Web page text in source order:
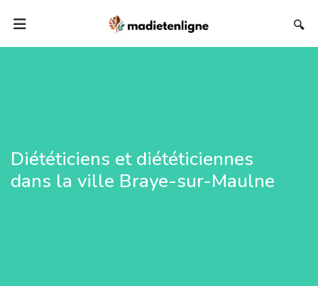
🔍
Diététiciens et diététiciennes
dans la ville Braye-sur-Maulne